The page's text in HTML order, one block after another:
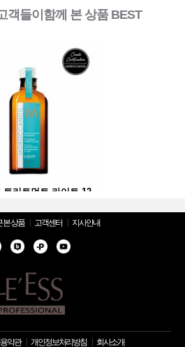
객들이함께 본 상품 BEST
본 상품 고객센터 지사안내
약관 개인정보처리방침 회사소개